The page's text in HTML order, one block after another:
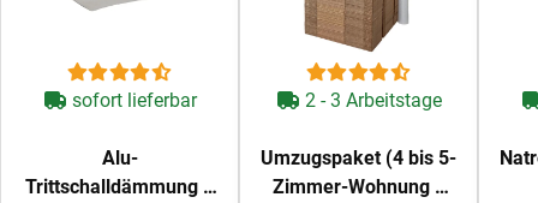
sofort lieferbar
Alu-
Trittschalldämmung 2
2 - 3 Arbeitstage
Umzugspaket (4 bis 5-
Zimmer-Wohnung +